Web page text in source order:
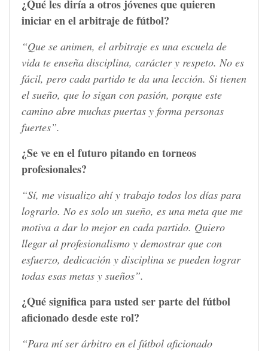
¿Qué les diría a otros jóvenes que quieren
iniciar en el arbitraje de fútbol?
“Que se animen, el arbitraje es una escuela de
vida te enseña disciplina, carácter y respeto. No es
fácil, pero cada partido te da una lección. Si tienen
el sueño, que lo sigan con pasión, porque este
camino abre muchas puertas y forma personas
fuertes”.
¿Se ve en el futuro pitando en torneos
profesionales?
“Sí, me visualizo ahí y trabajo todos los días para
lograrlo. No es solo un sueño, es una meta que me
motiva a dar lo mejor en cada partido. Quiero
llegar al profesionalismo y demostrar que con
esfuerzo, dedicación y disciplina se pueden lograr
todas esas metas y sueños”.
¿Qué significa para usted ser parte del fútbol
aficionado desde este rol?
“Para mí ser árbitro en el fútbol aficionado